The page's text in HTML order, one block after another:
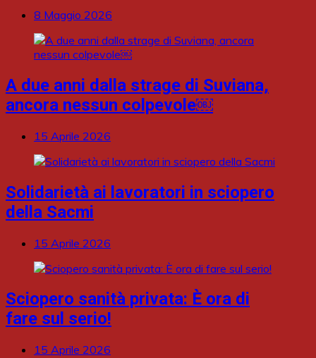
8 Maggio 2026
A due anni dalla strage di Suviana,
ancora nessun colpevole￼
15 Aprile 2026
Solidarietà ai lavoratori in sciopero
della Sacmi
15 Aprile 2026
Sciopero sanità privata: È ora di
fare sul serio!
15 Aprile 2026